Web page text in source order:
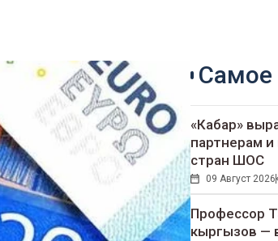
Самое
«Кабар»
партнерам
стран ШОС
09 Август 2026
Профессор
кыргызов —